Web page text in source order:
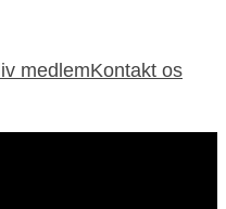
medlemKontakt os